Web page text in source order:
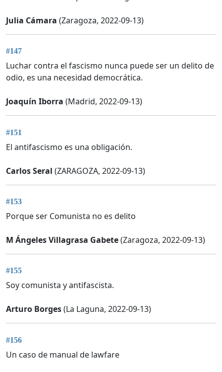
Julia Cámara (Zaragoza, 2022-09-13)
#147
Luchar contra el fascismo nunca puede ser un delito de
odio, es una necesidad democrática.
Joaquín Iborra (Madrid, 2022-09-13)
#151
El antifascismo es una obligación.
Carlos Seral (ZARAGOZA, 2022-09-13)
#153
Porque ser Comunista no es delito
M Ángeles Villagrasa Gabete(Zaragoza, 2022-09-13)
#155
Soy comunista y antifascista.
Arturo Borges(La Laguna, 2022-09-13)
#156
Un caso de manual de lawfare